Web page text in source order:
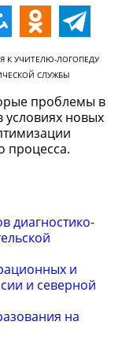
К УЧИТЕЛЮ-ЛОГОПЕДУ
СЛУЖБЫ
проблемы в
условиях новых
процесса.
диагностико-
и
и северной
на